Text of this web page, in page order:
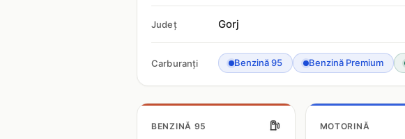
Județ Gorj
Carburanți Benzină 95 Benzină Premium
BENZINĂ 95 MOTORINĂ